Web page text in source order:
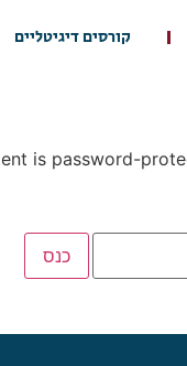
קורסים דיגיטליים
is password-